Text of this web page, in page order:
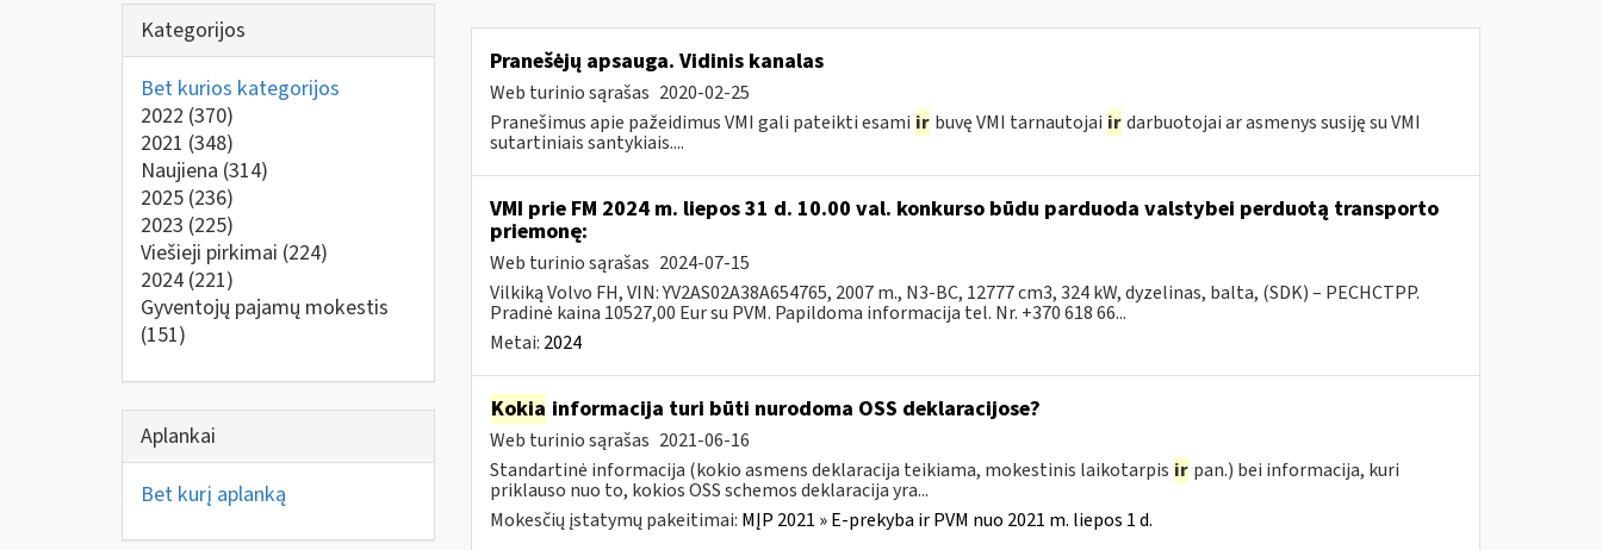
Kategorijos
Bet kurios kategorijos
2022 (370)
2021 (348)
Naujiena (314)
2025 (236)
2023 (225)
Viešieji pirkimai (224)
2024 (221)
Gyventojų pajamų mokestis
(151)
Aplankai
Bet kurį aplanką
Pranešėjų apsauga. Vidinis kanalas
Web turinio sąrašas 2020-02-25
Pranešimus apie pažeidimus VMI gali pateikti esami ir buvę VMI tarnautojai ir darbuotojai ar asmenys susiję su VMI
sutartiniais santykiais....
VMI prie FM 2024 m. liepos 31 d. 10.00 val. konkurso būdu parduoda valstybei perduotą transporto
priemonę:
Web turinio sąrašas 2024-07-15
Vilkiką Volvo FH, VIN: YV2AS02A38A654765, 2007 m., N3-BC, 12777 cm3, 324 kW, dyzelinas, balta, (SDK) – PECHCTPP.
Pradinė kaina 10527,00 Eur su PVM. Papildoma informacija tel. Nr. +370 618 66...
Metai: 2024
Kokia informacija turi būti nurodoma OSS deklaracijose?
Web turinio sąrašas 2021-06-16
Standartinė informacija (kokio asmens deklaracija teikiama, mokestinis laikotarpis ir pan.) bei informacija, kuri
priklauso nuo to, kokios OSS schemos deklaracija yra...
Mokesčių įstatymų pakeitimai: MĮP 2021 » E-prekyba ir PVM nuo 2021 m. liepos 1 d.